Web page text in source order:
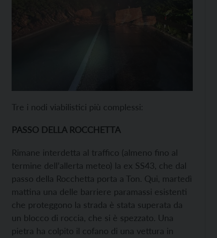
Tre i nodi viabilistici più complessi:
PASSO DELLA ROCCHETTA
Rimane interdetta al traffico (almeno fino al
termine dell’allerta meteo) la ex SS43, che dal
passo della Rocchetta porta a Ton. Qui, martedì
mattina una delle barriere paramassi esistenti
che proteggono la strada è stata superata da
un blocco di roccia, che si è spezzato. Una
pietra ha colpito il cofano di una vettura in